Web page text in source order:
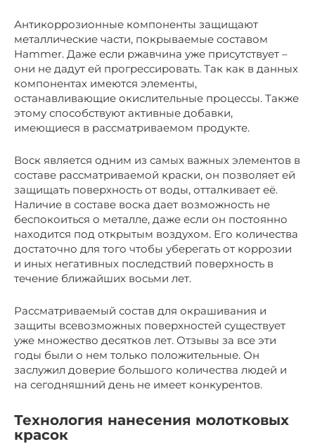
Антикоррозионные компоненты защищают
металлические части, покрываемые составом
Hammer. Даже если ржавчина уже присутствует –
они не дадут ей прогрессировать. Так как в данных
компонентах имеются элементы,
останавливающие окислительные процессы. Также
этому способствуют активные добавки,
имеющиеся в рассматриваемом продукте.
Воск является одним из самых важных элементов в
составе рассматриваемой краски, он позволяет ей
защищать поверхность от воды, отталкивает её.
Наличие в составе воска дает возможность не
беспокоиться о металле, даже если он постоянно
находится под открытым воздухом. Его количества
достаточно для того чтобы уберегать от коррозии
и иных негативных последствий поверхность в
течение ближайших восьми лет.
Рассматриваемый состав для окрашивания и
защиты всевозможных поверхностей существует
уже множество десятков лет. Отзывы за все эти
годы были о нем только положительные. Он
заслужил доверие большого количества людей и
на сегодняшний день не имеет конкурентов.
Технология нанесения молотковых
красок